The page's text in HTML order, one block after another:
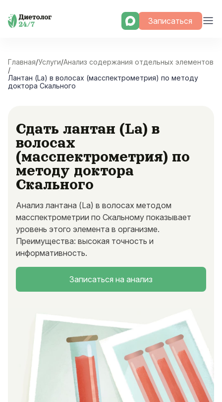
Skip
Записаться
Главная/Услуги/Анализ содержания отдельных элементов
/
Лантан (La) в волосах (масспектрометрия) по методу
доктора Скального
Сдать лантан (La) в
волосах
(масспектрометрия) по
методу доктора
Скального
Анализ лантана (La) в волосах методом
масспектрометрии по Скальному показывает
уровень этого элемента в организме.
Преимущества: высокая точность и
информативность.
Записаться на анализ